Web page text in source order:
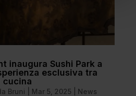
inaugura Sushi Park a
esclusiva tra
cucina
Bruni Mar 5, 2025
News